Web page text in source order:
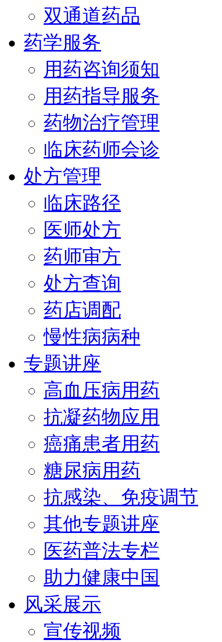
双通道药品
药学服务
用药咨询须知
用药指导服务
药物治疗管理
临床药师会诊
处方管理
临床路径
医师处方
药师审方
处方查询
药店调配
慢性病病种
专题讲座
高血压病用药
抗凝药物应用
癌痛患者用药
糖尿病用药
抗感染、免疫调节
其他专题讲座
医药普法专栏
助力健康中国
风采展示
宣传视频